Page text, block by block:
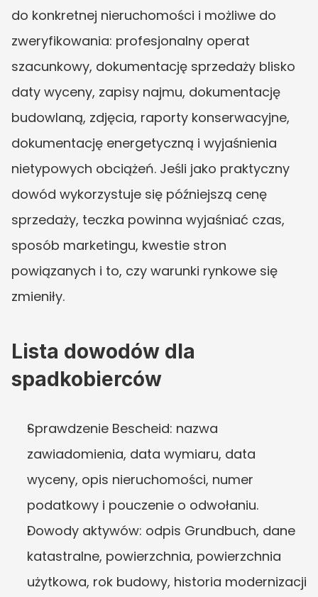
do konkretnej nieruchomości i możliwe do
zweryfikowania: profesjonalny operat
szacunkowy, dokumentację sprzedaży blisko
daty wyceny, zapisy najmu, dokumentację
budowlaną, zdjęcia, raporty konserwacyjne,
dokumentację energetyczną i wyjaśnienia
nietypowych obciążeń. Jeśli jako praktyczny
dowód wykorzystuje się późniejszą cenę
sprzedaży, teczka powinna wyjaśniać czas,
sposób marketingu, kwestie stron
powiązanych i to, czy warunki rynkowe się
zmieniły.
Lista dowodów dla
spadkobierców
Sprawdzenie Bescheid: nazwa
zawiadomienia, data wymiaru, data
wyceny, opis nieruchomości, numer
podatkowy i pouczenie o odwołaniu.
Dowody aktywów: odpis Grundbuch, dane
katastralne, powierzchnia, powierzchnia
użytkowa, rok budowy, historia modernizacji